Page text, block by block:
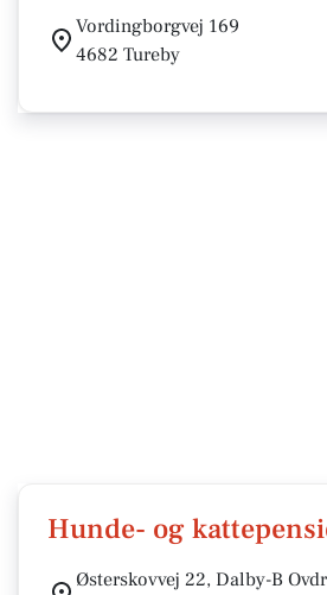
Vordingborgvej 169
4682 Tureby
Hunde- og
Østerskovvej 22, Dalby-B Ovdr